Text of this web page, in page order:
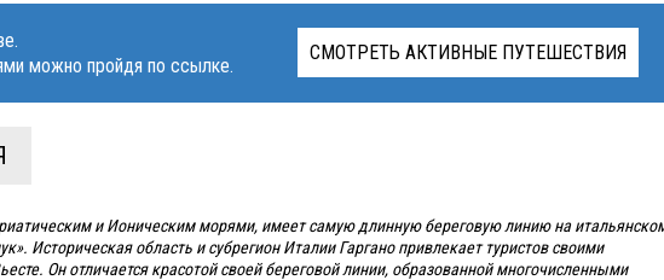
СМОТРЕТЬ АКТИВНЫЕ ПУТЕШЕСТВИЯ
можно пройдя по ссылке.
и Ионическим морями, имеет самую длинную береговую линию на
Историческая область и субрегион Италии Гаргано привлекает туристов своими
Он отличается красотой своей береговой линии, образованной многочисленными